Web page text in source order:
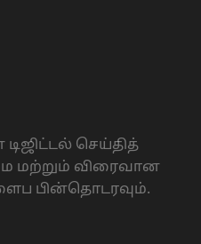
செய்தித்
மற்றும் விரைவான
பின்தொடரவும்.